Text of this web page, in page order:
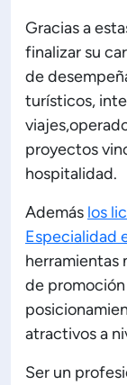
Gracias a
finalizar su
de
turísticos,
proyectos
hospitalidad.
Además los
Especialidad
herramientas
de
atractivos a
Ser un